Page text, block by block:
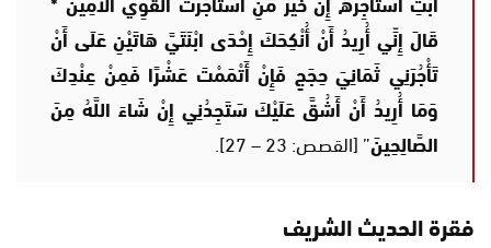
قَالَ إِنِّي أُرِيدُ أَنْ أُنْكِحَكَ إِحْدَى ابْنَتَيَّ هَاتَيْنِ عَلَى أَنْ
تَأْجُرَنِي ثَمَانِيَ حِجَجٍ فَإِنْ أَتْمَمْتَ عَشْرًا فَمِنْ عِنْدِكَ
وَمَا أُرِيدُ أَنْ أَشُقَّ عَلَيْكَ سَتَجِدُنِي إِنْ شَاءَ اللَّهُ مِنَ
الصَّالِحِينَ” [القصص: 23 – 27].
فقرة الحديث الشريف